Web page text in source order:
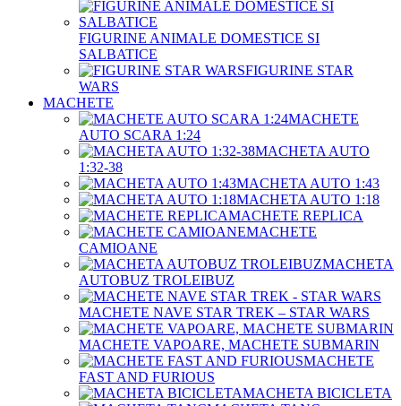
FIGURINE ANIMALE DOMESTICE SI
SALBATICE
FIGURINE STAR
WARS
MACHETE
MACHETE
AUTO SCARA 1:24
MACHETA AUTO
1:32-38
MACHETA AUTO 1:43
MACHETA AUTO 1:18
MACHETE REPLICA
MACHETE
CAMIOANE
MACHETA
AUTOBUZ TROLEIBUZ
MACHETE NAVE STAR TREK – STAR WARS
MACHETE VAPOARE, MACHETE SUBMARIN
MACHETE
FAST AND FURIOUS
MACHETA BICICLETA